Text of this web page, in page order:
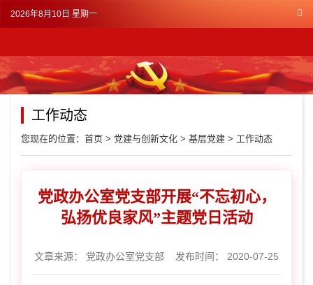
2026年8月10日 星期一
工作动态
您现在的位置： 首页 > 党建与创新文化 > 基层党建 > 工作动态
党政办公室党支部开展“不忘初心，
弘扬优良家风”主题党日活动
文章来源： 党政办公室党支部 发布时间： 2020-07-25